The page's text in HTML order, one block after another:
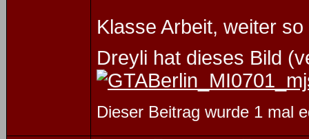
Klasse Arbeit, weiter so
Dreyli hat dieses Bild
Dieser Beitrag wurde 1 mal